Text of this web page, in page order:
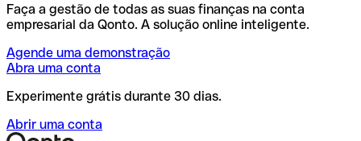
Faça a gestão de todas as suas finanças na conta
empresarial da Qonto. A solução online inteligente.
Agende uma demonstração
Abra uma conta
Experimente grátis durante 30 dias.
Abrir uma conta